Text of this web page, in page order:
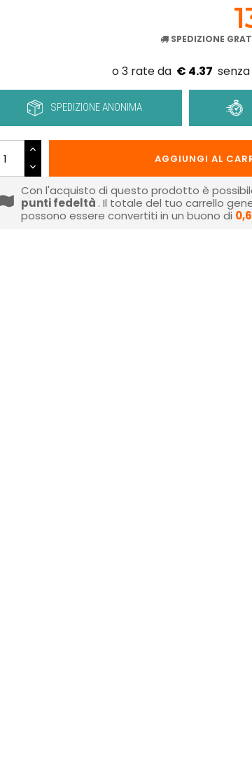
SPEDIZIONE
€ 4.37
SPEDIZIONE ANONIMA
AGGIUNGI AL
Con l'acquisto di questo prodotto è
punti fedeltà . Il totale del tuo carrello
possono essere convertiti in un buono di